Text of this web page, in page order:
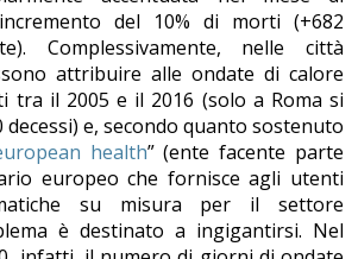
del 10% di morti (+682
Complessivamente, nelle città
attribuire alle ondate di calore
tra il 2005 e il 2016 (solo a Roma si
e, secondo quanto sostenuto
health” (ente facente parte
europeo che fornisce agli utenti
su misura per il settore
è destinato a ingigantirsi. Nel